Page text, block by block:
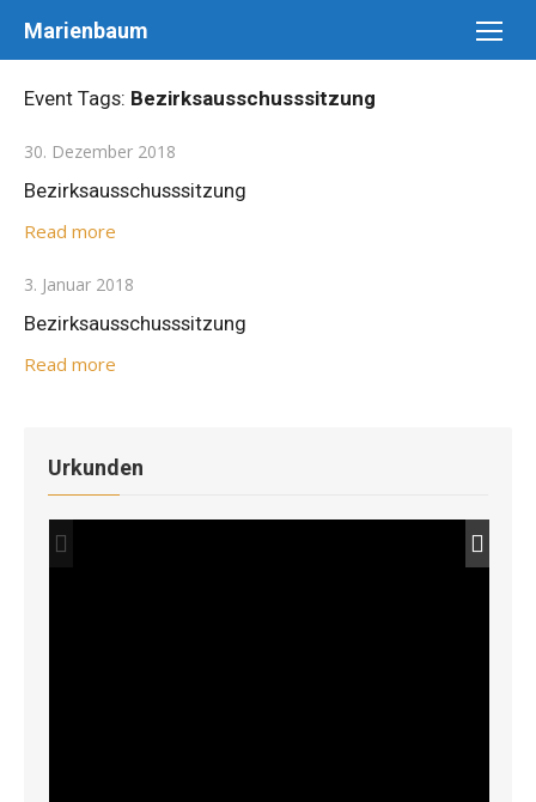
Marienbaum
Event Tags: Bezirksausschusssitzung
Posted
on
30. Dezember 2018
Bezirksausschusssitzung
Read more
Posted
on
3. Januar 2018
Bezirksausschusssitzung
Read more
Urkunden